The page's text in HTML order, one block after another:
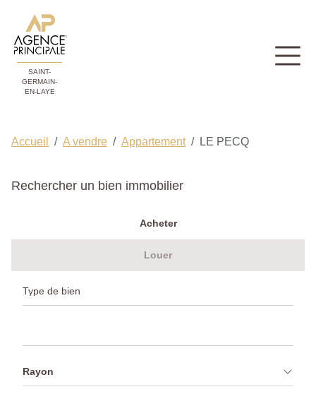
SAINT-
GERMAIN-
EN-LAYE
Accueil A vendre Appartement LE PECQ
Rechercher un bien immobilier
Acheter
Louer
Rayon